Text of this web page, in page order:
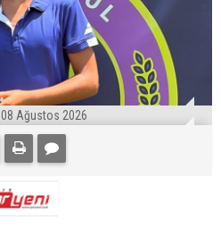
08 Ağustos 2026